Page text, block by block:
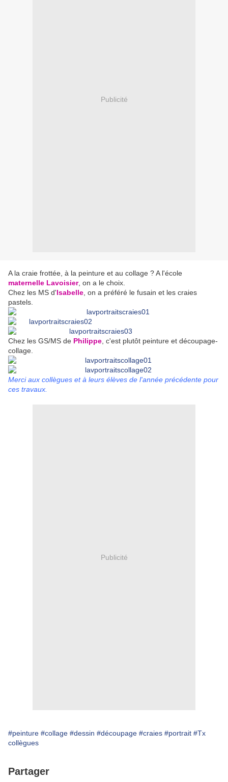
Publicité
A la craie frottée, à la peinture et au collage ? A l'école
maternelle Lavoisier, on a le choix.
Chez les MS d'Isabelle , on a préféré le fusain et les craies
pastels.
Chez les GS/MS de Philippe , c'est plutôt peinture et découpage-
collage.
Merci aux collègues et à leurs élèves de l'année précédente pour
ces travaux.
Publicité
#peinture #collage #dessin #découpage #craies #portrait #Tx
collègues
Partager